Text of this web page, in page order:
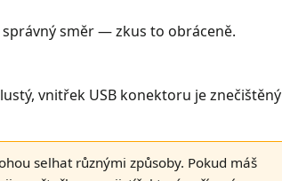
směr — zkus to obráceně.
vnitřek USB konektoru je znečištěný
selhat různými způsoby. Pokud máš